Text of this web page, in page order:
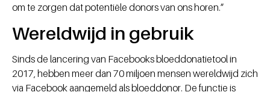
om te zorgen dat potentiële donors van ons horen.”
Wereldwijd in gebruik
Sinds de lancering van Facebooks bloeddonatietool in
2017, hebben meer dan 70 miljoen mensen wereldwijd zich
via Facebook aangemeld als bloeddonor. De functie is